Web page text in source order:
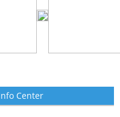
Center